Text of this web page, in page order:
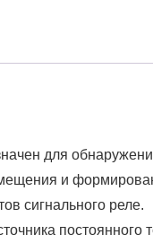
для
и
сигнального реле.
постоянного